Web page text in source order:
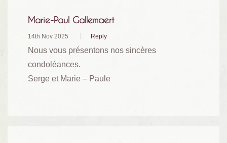
Marie-Paul Gallemaert
14th Nov 2025 Reply
Nous vous présentons nos sincères
condoléances.
Serge et Marie – Paule